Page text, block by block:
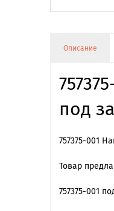
Описание
под
757375-001
Товар
757375-001